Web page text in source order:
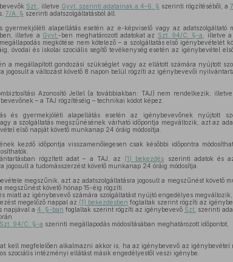
Szt. , illetve Gyvt. szerinti adatainak a 4–6. § szerinti rögzítéséből, a
7/A. § szerinti adatszolgáltatásból áll.
gyermekjóléti alapellátás esetén az e-képviselő vagy az adatszolgáltató
illetve a Gyvt.-ben meghatározott adatokat az Szt. 94/C. §-a , illetve a
megkötése nem kötelező – a szolgáltatás első igénybevételét
óvodai és iskolai szociális segítő tevékenység esetén az igénybevétel
a megállapított gondozási szükséglet vagy az ellátott számára nyújtott
jogosult a változást követő 8 napon belül rögzíti az igénybevevői
Azonosító Jellel (a továbbiakban: TAJ) nem rendelkezik,
– a TAJ rögzítéséig – technikai kódot képez.
és gyermekjóléti alapellátás esetén az igénybevevőnek nyújtott
a szolgáltatás megszűnésének várható időpontja megváltozik, azt az
első napját követő munkanap 24 óráig módosítja.
kezdő időpontja visszamenőlegesen csak későbbi időpontra
rögzített adat – a TAJ, az (1) bekezdés szerinti adatok és
jogosult a tudomásszerzést követő munkanap 24 óráig módosítja.
megszűnik, azt az adatszolgáltatásra jogosult a megszűnést követő
követő hónap 15-éig rögzíti.
miatt az igénybevevő számára szolgáltatást nyújtó engedélyes megváltozik,
megelőző nappal az (1) bekezdésben foglaltak szerint rögzíti az
napjával a 4. §-ban foglaltak szerint rögzíti az igénybevevő Szt. szerinti
Szt. 94/C. §-a szerinti megállapodás módosításában meghatározott időpontot,
kell megfelelően alkalmazni akkor is, ha az igénybevevő az
szociális intézményi ellátást másik engedélyestől veszi igénybe.